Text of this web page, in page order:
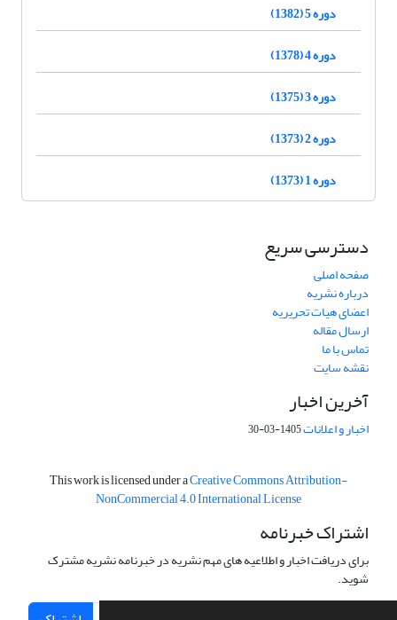
دوره 5 (1382)
دوره 4 (1378)
دوره 3 (1375)
دوره 2 (1373)
دوره 1 (1373)
دسترسی سریع
صفحه اصلی
درباره نشریه
اعضای هیات تحریریه
ارسال مقاله
تماس با ما
نقشه سایت
آخرین اخبار
اخبار و اعلانات1405-03-30
This work is licensed under aCreative Commons Attribution-
NonCommercial 4.0 International License
اشتراک خبرنامه
برای دریافت اخبار و اطلاعیه های مهم نشریه در خبرنامه نشریه مشترک
شوید.